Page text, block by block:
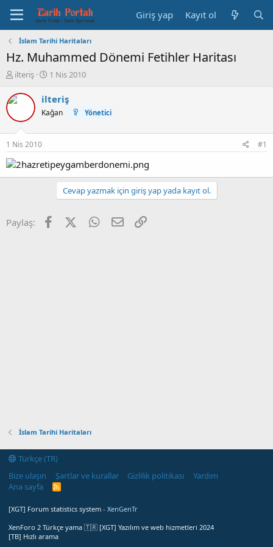
Giriş yap Kayıt ol
İslam Tarihi Haritaları
Hz. Muhammed Dönemi Fetihler Haritası
K
n
b
u
u
b
a
n
ilteriş
B
ş
a
ç
t
h
i
1 Nis 2010
ilteriş
Kağan Yönetici
1 Nis 2010 #1
Cevap yazmak için giriş yap yada kayıt ol.
Paylaş: FacebookX (Twitter)WhatsApp
E-posta
İslam Tarihi Haritaları
Türkçe (TR)
Bize ulaşın
Şartlar ve kurallar Gizlilik politikası
Yardım
Ana sayfa
R
[XGT] Forum statistics system - XenGenTr
XenForo 2 Türkçe yama 🇹🇷 [XGT] Yazılım ve web hizmetleri 2024
[TB] Hızlı arama